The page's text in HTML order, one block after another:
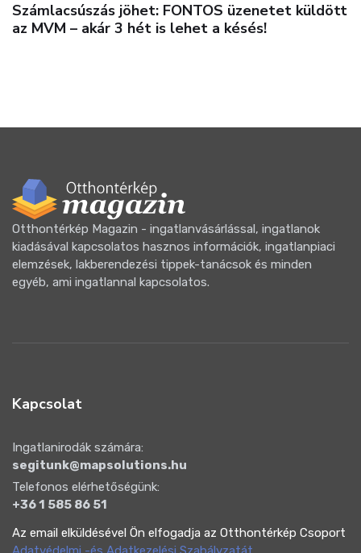
Számlacsúszás jöhet: FONTOS üzenetet küldött
az MVM – akár 3 hét is lehet a késés!
Otthontérkép Magazin - ingatlanvásárlással, ingatlanok
kiadásával kapcsolatos hasznos információk, ingatlanpiaci
elemzések, lakberendezési tippek-tanácsok és minden
egyéb, ami ingatlannal kapcsolatos.
Kapcsolat
Ingatlanirodák számára:
segitunk@mapsolutions.hu
Telefonos elérhetőségünk:
+36 1 585 86 51
Az email elküldésével Ön elfogadja az Otthontérkép Csoport